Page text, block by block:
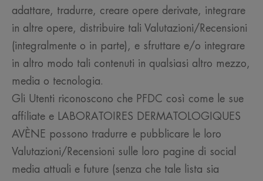
adattare, tradurre, creare opere derivate, integrare
in altre opere, distribuire tali Valutazioni/Recensioni
(integralmente o in parte), e sfruttare e/o integrare
in altro modo tali contenuti in qualsiasi altro mezzo,
media o tecnologia.
Gli Utenti riconoscono che PFDC così come le sue
affiliate e LABORATOIRES DERMATOLOGIQUES
AVÈNE possono tradurre e pubblicare le loro
Valutazioni/Recensioni sulle loro pagine di social
media attuali e future (senza che tale lista sia